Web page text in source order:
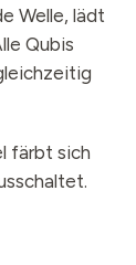
Welle, lädt
Qubis
färbt sich